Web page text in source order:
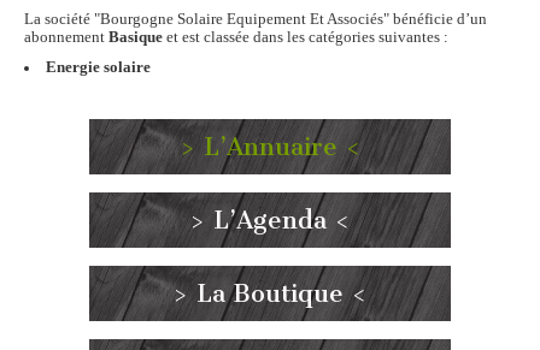
La société "Bourgogne Solaire Equipement Et Associés" bénéficie d’un
abonnement Basique et est classée dans les catégories suivantes :
Energie solaire
> L’Annuaire <
> L’Agenda <
> La Boutique <